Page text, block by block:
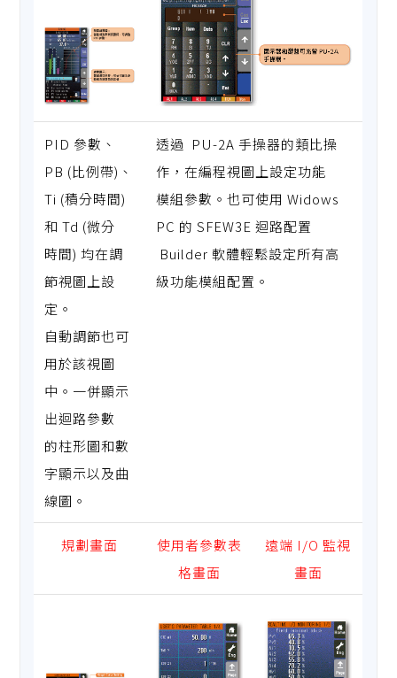
PID 參數、
PB (比例帶)、
Ti (積分時間)
和 Td (微分
時間) 均在調
節視圖上設
定。
自動調節也可
用於該視圖
中。一併顯示
出迴路參數
的柱形圖和數
字顯示以及曲
線圖。
透過 PU-2A 手操器的類比操
作，在編程視圖上設定功能
模組參數。也可使用 Widows
PC 的 SFEW3E 迴路配置
Builder 軟體輕鬆設定所有高
級功能模組配置。
規劃畫面
使用者參數表
格畫面
遠端 I/O 監視
畫面